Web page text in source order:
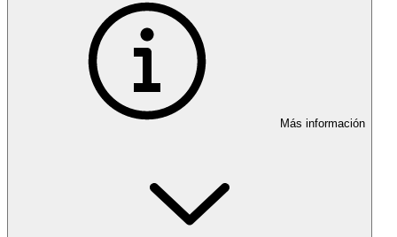
Más información